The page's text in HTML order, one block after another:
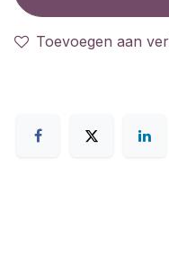
Toevoegen aan